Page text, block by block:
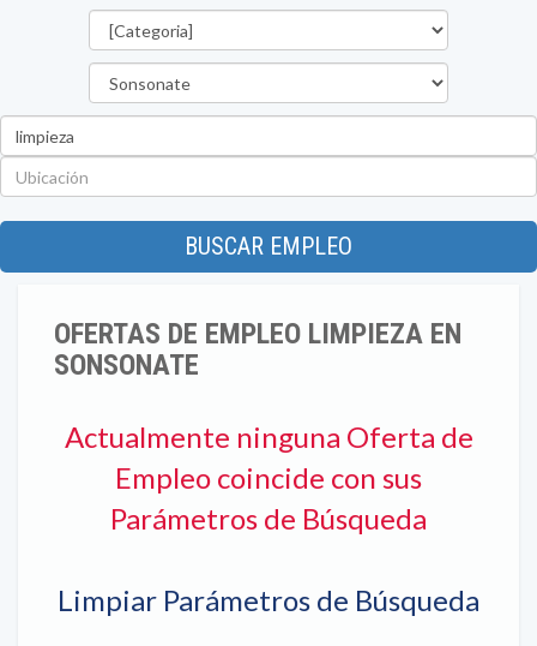
BUSCAR EMPLEO
OFERTAS DE EMPLEO LIMPIEZA EN
SONSONATE
Actualmente ninguna Oferta de
Empleo coincide con sus
Parámetros de Búsqueda
Limpiar Parámetros de Búsqueda